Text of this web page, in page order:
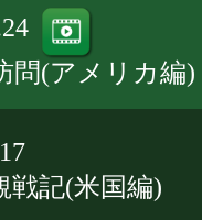
問(アメリカ編)
戦記(米国編)